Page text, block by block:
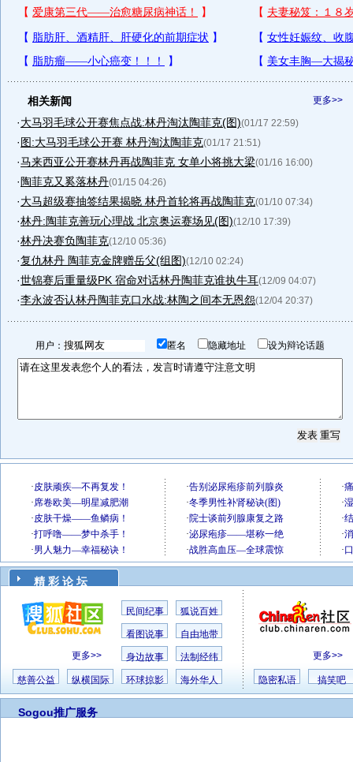
更多>>
相关新闻
·大马羽毛球公开赛焦点战:林丹淘汰陶菲克(图)(01/17 22:59)
·图:大马羽毛球公开赛 林丹淘汰陶菲克(01/17 21:51)
·马来西亚公开赛林丹再战陶菲克 女单小将挑大梁(01/16 16:00)
· 陶菲克又奚落林丹(01/15 04:26)
·大马超级赛抽签结果揭晓 林丹首轮将再战陶菲克(01/10 07:34)
·林丹:陶菲克善玩心理战 北京奥运赛场见(图)(12/10 17:39)
·林丹决赛负陶菲克(12/10 05:36)
·复仇林丹 陶菲克金牌赠岳父(组图)(12/10 02:24)
·世锦赛后重量级PK 宿命对话林丹陶菲克谁执牛耳(12/09 04:07)
·李永波否认林丹陶菲克口水战:林陶之间本无恩怨(12/04 20:37)
用户： 匿名 隐藏地址 设为辩论话题
精 彩 论 坛
更多>>
民间纪事 狐说百姓
看图说事 自由地带
身边故事 法制经纬
慈善公益 纵横国际 环球掠影 海外华人
更多>>
隐密私语 搞笑吧
Sogou推广服务